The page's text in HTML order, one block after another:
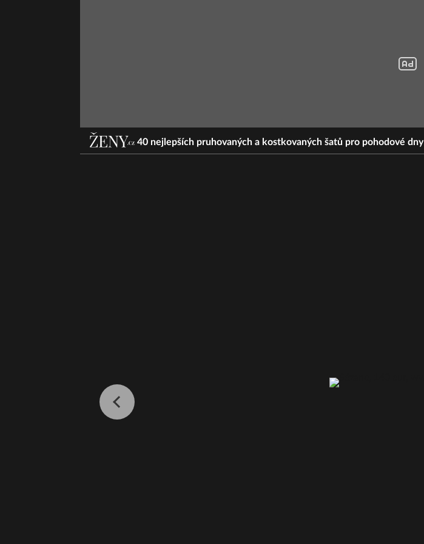
40 nejlepších pruhovaných a kostkovaných šatů pro pohodové dny